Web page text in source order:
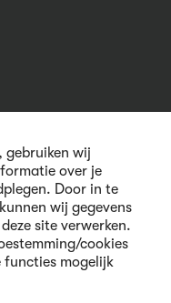
gebruiken wij
over je
Door in te
wij gegevens
site verwerken.
cookies
functies mogelijk